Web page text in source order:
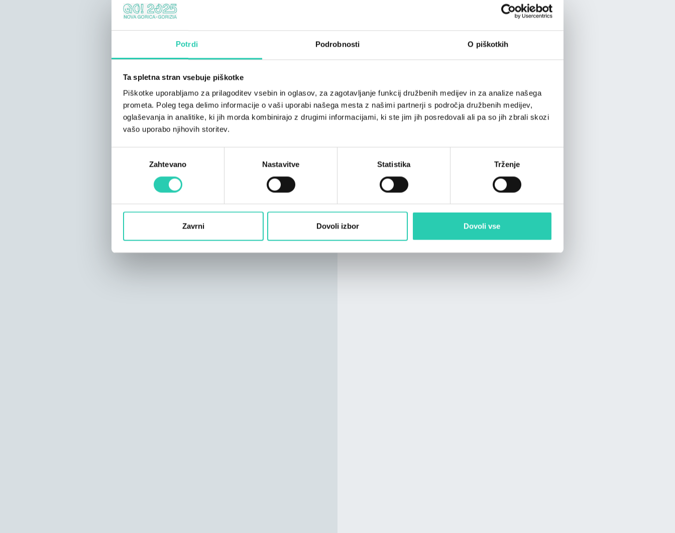
Potrdi Podrobnosti O piškotkih
Ta spletna stran vsebuje piškotke
Piškotke uporabljamo za prilagoditev vsebin in oglasov, za zagotavljanje funkcij družbenih medijev in za analize našega
prometa. Poleg tega delimo informacije o vaši uporabi našega mesta z našimi partnerji s področja družbenih medijev,
oglaševanja in analitike, ki jih morda kombinirajo z drugimi informacijami, ki ste jim jih posredovali ali pa so jih zbrali skozi
vašo uporabo njihovih storitev.
Zahtevano Nastavitve Statistika Trženje
Zavrni Dovoli izbor Dovoli vse